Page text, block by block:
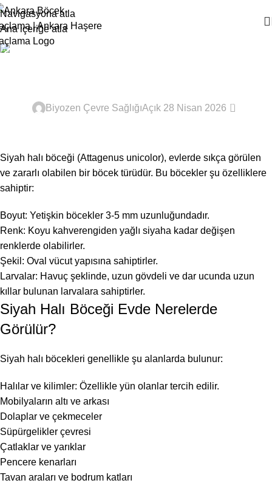
Navigasyona atla
Ana içeriğe atla
Ana Sayfa
Biyozen Çevre SağlığıAçık 28 Nisan 2026 0
Siyah halı böceği (Attagenus unicolor), evlerde sıkça görülen
ve zararlı olabilen bir böcek türüdür. Bu böcekler şu özelliklere
sahiptir:
Boyut: Yetişkin böcekler 3-5 mm uzunluğundadır.
Renk: Koyu kahverengiden yağlı siyaha kadar değişen
renklerde olabilirler.
Şekil: Oval vücut yapısına sahiptirler.
Larvalar: Havuç şeklinde, uzun gövdeli ve dar ucunda uzun
kıllar bulunan larvalara sahiptirler.
Siyah Halı Böceği Evde Nerelerde
Görülür?
Siyah halı böcekleri genellikle şu alanlarda bulunur:
Halılar ve kilimler: Özellikle yün olanlar tercih edilir.
Mobilyaların altı ve arkası
Dolaplar ve çekmeceler
Süpürgelikler çevresi
Çatlaklar ve yarıklar
Pencere kenarları
Tavan araları ve bodrum katları